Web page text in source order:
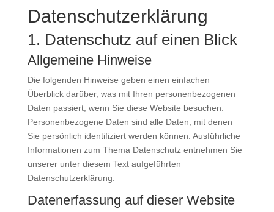
Datenschutzerklärung
1. Datenschutz auf einen Blick
Allgemeine Hinweise
Die folgenden Hinweise geben einen einfachen
Überblick darüber, was mit Ihren personenbezogenen
Daten passiert, wenn Sie diese Website besuchen.
Personenbezogene Daten sind alle Daten, mit denen
Sie persönlich identifiziert werden können. Ausführliche
Informationen zum Thema Datenschutz entnehmen Sie
unserer unter diesem Text aufgeführten
Datenschutzerklärung.
Datenerfassung auf dieser Website